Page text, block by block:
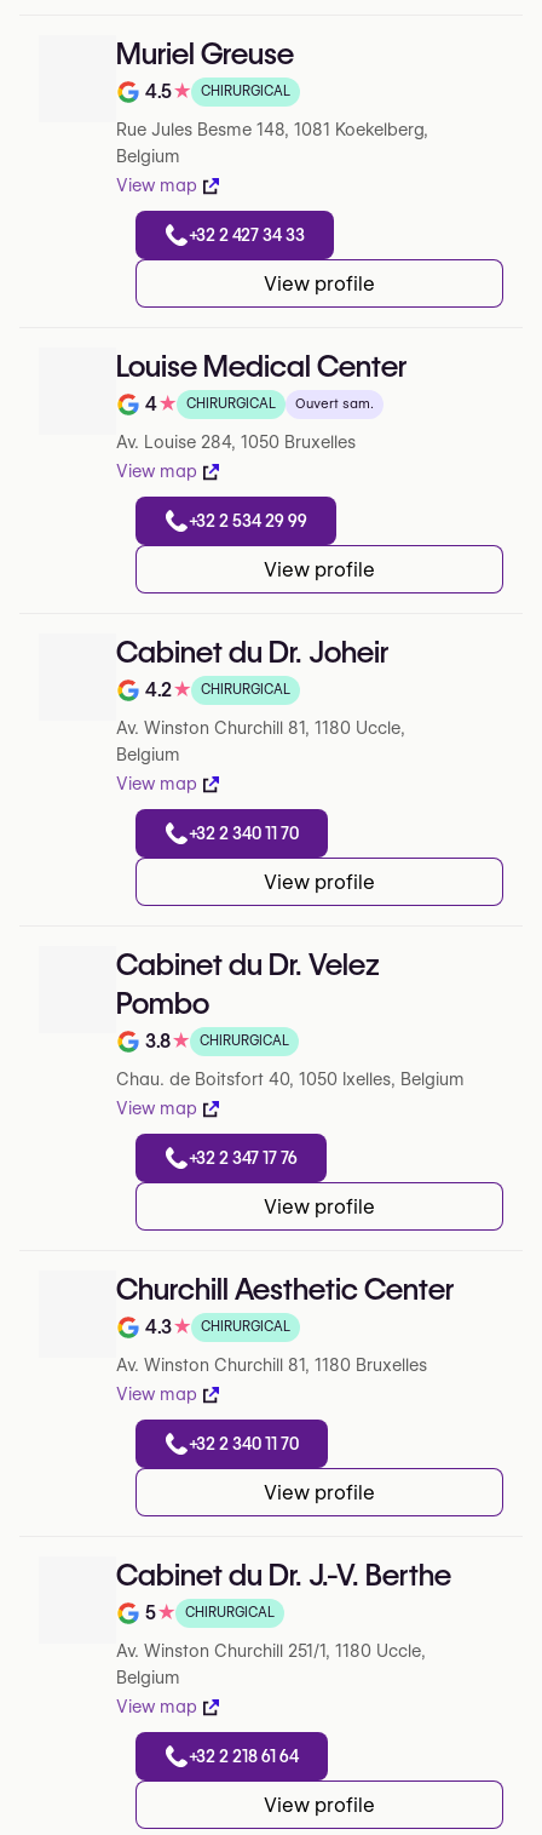
Muriel Greuse
Note de 4.5 sur 5 sur Google
4.5★ CHIRURGICAL
Rue Jules Besme 148, 1081 Koekelberg,
Belgium
View map
+32 2 427 34 33
View profile
Louise Medical Center
Note de 4 sur 5 sur Google
4★ CHIRURGICAL Ouvert sam.
Av. Louise 284, 1050 Bruxelles
View map
+32 2 534 29 99
View profile
Cabinet du Dr. Joheir
Note de 4.2 sur 5 sur Google
4.2★ CHIRURGICAL
Av. Winston Churchill 81, 1180 Uccle,
Belgium
View map
+32 2 340 11 70
View profile
Cabinet du Dr. Velez
Pombo
Note de 3.8 sur 5 sur Google
3.8★ CHIRURGICAL
Chau. de Boitsfort 40, 1050 Ixelles, Belgium
View map
+32 2 347 17 76
View profile
Churchill Aesthetic Center
Note de 4.3 sur 5 sur Google
4.3★ CHIRURGICAL
Av. Winston Churchill 81, 1180 Bruxelles
View map
+32 2 340 11 70
View profile
Cabinet du Dr. J.-V. Berthe
Note de 5 sur 5 sur Google
5★ CHIRURGICAL
Av. Winston Churchill 251/1, 1180 Uccle,
Belgium
View map
+32 2 218 61 64
View profile